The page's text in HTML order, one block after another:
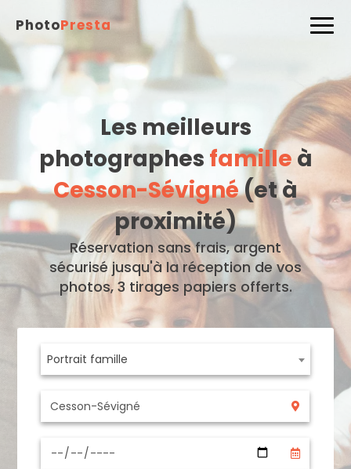
PhotoPresta
Les meilleurs
photographes famille à
Cesson-Sévigné(et à
proximité)
Réservation sans frais, argent
sécurisé jusqu'à la réception de vos
photos, 3 tirages papiers offerts.
Portrait famille